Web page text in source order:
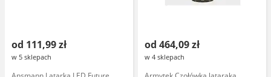
od 111,99 zł
w 5 sklepach
od 464,09 zł
w 4 sklepach